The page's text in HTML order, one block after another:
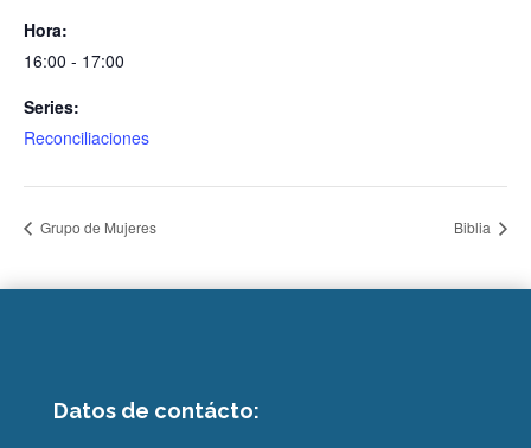
Hora:
16:00 - 17:00
Series:
Reconciliaciones
Grupo de Mujeres Biblia
Datos de contácto: